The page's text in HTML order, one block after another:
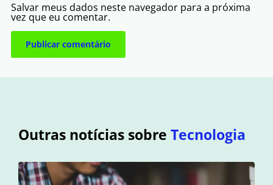
Salvar meus dados neste navegador para a próxima
vez que eu comentar.
Outras notícias sobre Tecnologia